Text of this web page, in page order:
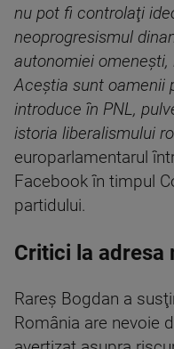
nu pot fi controlaţi
neoprogresismul
autonomiei omeneşti,
Aceştia sunt oamenii
introduce în PNL,
istoria liberalismului
europarlamentarul
Facebook în timpul
partidului.
Critici la adresa
Rareş Bogdan a
România are nevoie